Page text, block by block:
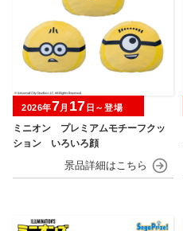
ミニオン プレミアムモチーフクッ
ション いろいろ顔
2026年7月 17 日～登場